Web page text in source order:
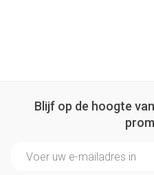
Blijf op de hoogte